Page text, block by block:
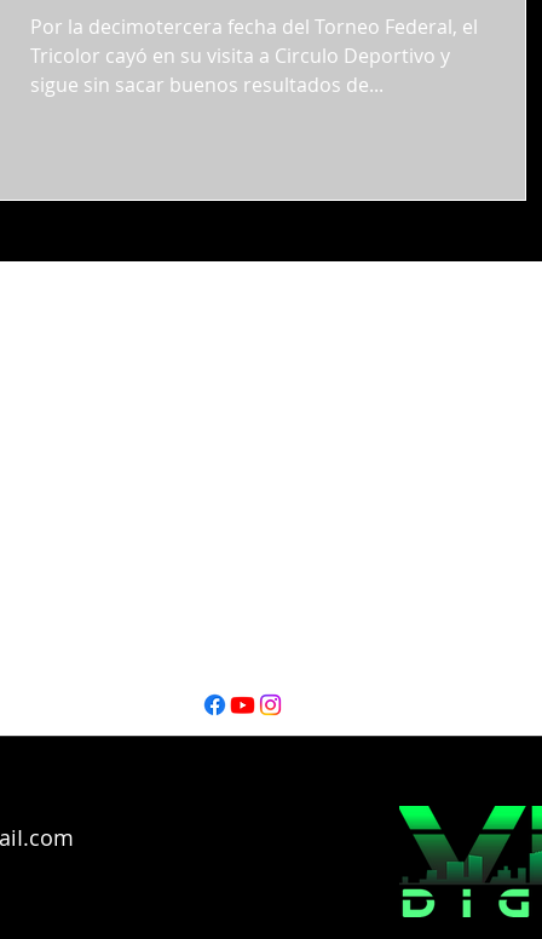
Por la decimotercera fecha del Torneo Federal, el
Tricolor cayó en su visita a Circulo Deportivo y
sigue sin sacar buenos resultados de...